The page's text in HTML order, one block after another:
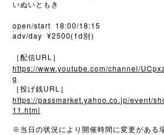
いぬいともき
open/start 18:00/18:15
adv/day ¥2500(1d 別)
［配信URL ］
https://www.youtube.com/channel/
g
［投げ銭URL ］
https://passmarket.yahoo.co.jp/event/
11.html
※ 当日の状況により開催時間に変更がある